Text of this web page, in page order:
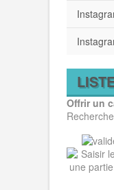
Offrir un